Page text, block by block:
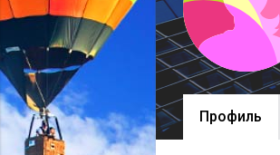
Профиль